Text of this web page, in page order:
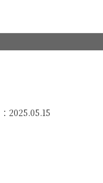
：2025.05.15